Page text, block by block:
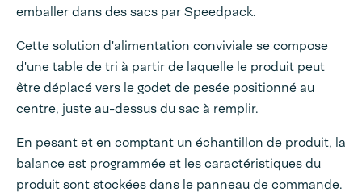
emballer dans des sacs par Speedpack.
Cette solution d'alimentation conviviale se compose
d'une table de tri à partir de laquelle le produit peut
être déplacé vers le godet de pesée positionné au
centre, juste au-dessus du sac à remplir.
En pesant et en comptant un échantillon de produit, la
balance est programmée et les caractéristiques du
produit sont stockées dans le panneau de commande.